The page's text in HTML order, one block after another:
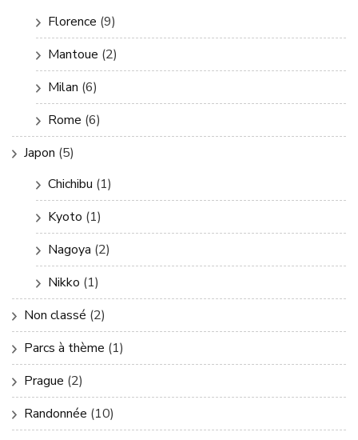
Florence (9)
Mantoue (2)
Milan (6)
Rome (6)
Japon (5)
Chichibu (1)
Kyoto (1)
Nagoya (2)
Nikko (1)
Non classé (2)
Parcs à thème (1)
Prague (2)
Randonnée (10)